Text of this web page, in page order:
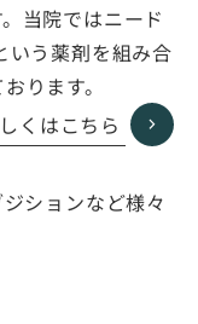
当院ではニード
いう薬剤を組み合
ります。
くはこちら
ションなど様々